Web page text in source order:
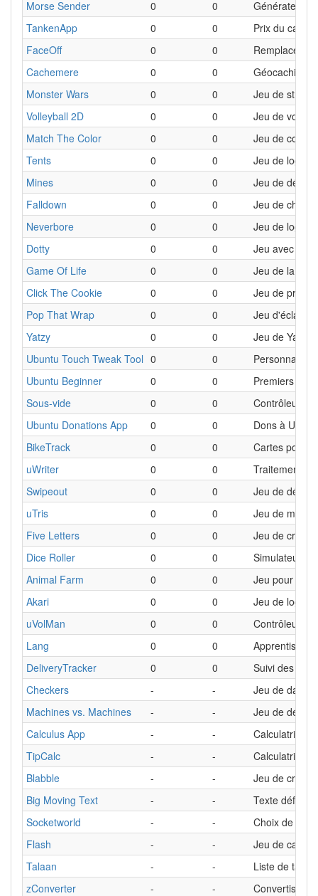
Morse Sender 0 0
Générateur
TankenApp
0 0
Prix du
FaceOff
0 0
Cachemere
0 0
Géocaching
Monster Wars
0 0
Jeu de
Volleyball 2D
0 0
Jeu de
Match The Color
0 0
Jeu de
Tents
0 0
Jeu de
Mines
0 0
Jeu de
Falldown
0 0
Jeu de chute
Neverbore
0 0
Jeu de
Dotty
0 0
Jeu avec des
Game Of Life
0 0
Jeu de la vie
Click The Cookie
0 0
Jeu de
Pop That Wrap
0 0
Jeu
Yatzy
0 0
Jeu de
Ubuntu Touch Tweak Tool 0 0
Ubuntu Beginner
0 0
Premiers pas
Sous-vide
0 0
Contrôleur
Ubuntu Donations App
0 0
Dons à
BikeTrack
0 0
Cartes pour
uWriter
0 0
Traitement
Swipeout
0 0
Jeu de
uTris
0 0
Jeu de
Five Letters
0 0
Jeu de
Dice Roller
0 0
Simulateur
Animal Farm
0 0
Jeu pour
Akari
0 0
Jeu de
uVolMan
0 0
Contrôleur
Lang
0 0
DeliveryTracker
0 0
Suivi des colis
Checkers
- -
Jeu de dames
Machines vs. Machines
- -
Jeu de
Calculus App
- -
Calculatrice
TipCalc
- -
Calculatrice
Blabble
- -
Jeu de
Big Moving Text
- -
Texte défilant
Socketworld
- -
Choix de la
Flash
- -
Jeu de cartes
Talaan
- -
Liste de
zConverter
- -
Convertisseur